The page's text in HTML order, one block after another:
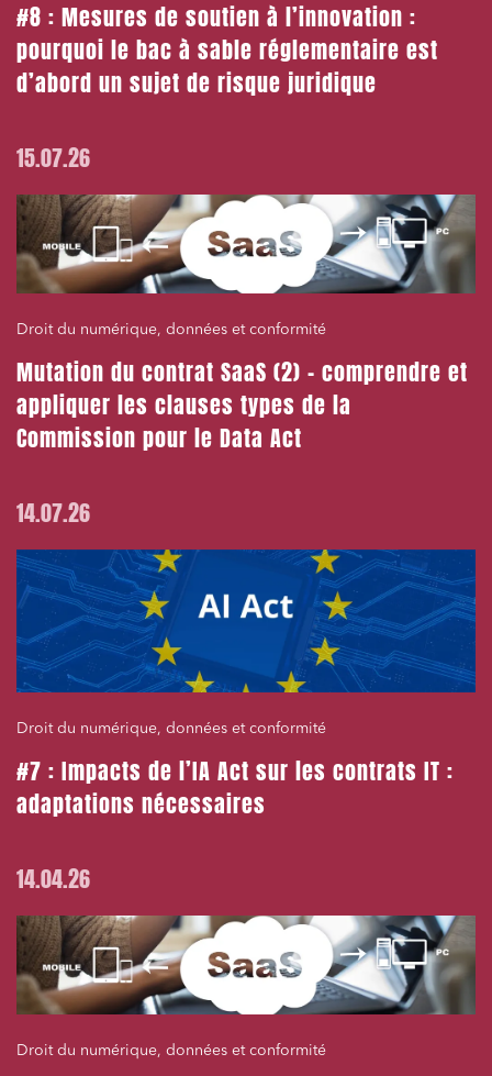
#8 : Mesures de soutien à l’innovation :
pourquoi le bac à sable réglementaire est
d’abord un sujet de risque juridique
15.07.26
Droit du numérique, données et conformité
Mutation du contrat SaaS (2) – comprendre et
appliquer les clauses types de la
Commission pour le Data Act
14.07.26
Droit du numérique, données et conformité
#7 : Impacts de l’IA Act sur les contrats IT :
adaptations nécessaires
14.04.26
Droit du numérique, données et conformité